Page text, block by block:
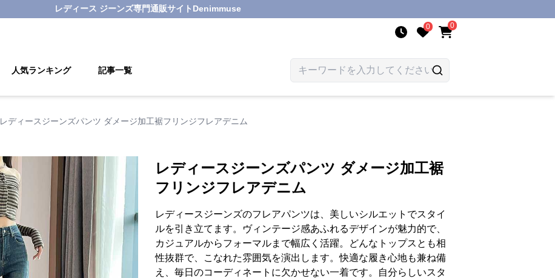
レディース ジーンズ専門通販サイト Denimmuse
0 0
人気ランキング 記事一覧
レディースジーンズパンツ ダメージ加工裾フリンジフレアデニム
レディースジーンズパンツ ダメージ加工裾
フリンジフレアデニム
レディースジーンズのフレアパンツは、美しいシルエットでスタイ
ルを引き立てます。ヴィンテージ感あふれるデザインが魅力的で、
カジュアルからフォーマルまで幅広く活躍。どんなトップスとも相
性抜群で、こなれた雰囲気を演出します。快適な履き心地も兼ね備
え、毎日のコーディネートに欠かせない一着です。自分らしいスタ